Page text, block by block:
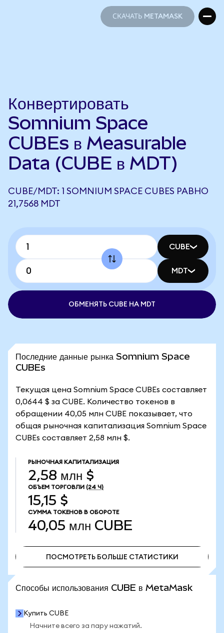
СКАЧАТЬ METAMASK
Конвертировать
Somnium Space
CUBEs в Measurable
Data (CUBE в MDT)
CUBE/MDT: 1 SOMNIUM SPACE CUBES РАВНО
21,7568 MDT
CUBE
MDT
ОБМЕНЯТЬ CUBE НА MDT
Последние данные рынка Somnium Space
CUBEs
Текущая цена Somnium Space CUBEs составляет
0,0644 $ за CUBE. Количество токенов в
обращении 40,05 млн CUBE показывает, что
общая рыночная капитализация Somnium Space
CUBEs составляет 2,58 млн $.
РЫНОЧНАЯ КАПИТАЛИЗАЦИЯ
2,58 млн $
ОБЪЕМ ТОРГОВЛИ (24 Ч)
15,15 $
СУММА ТОКЕНОВ В ОБОРОТЕ
40,05 млн CUBE
ПОСМОТРЕТЬ БОЛЬШЕ СТАТИСТИКИ
Способы использования CUBE в MetaMask
Купить CUBE
Начните всего за пару нажатий.